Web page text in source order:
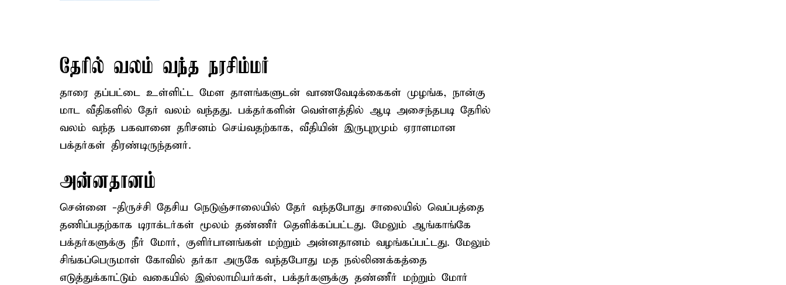
தேரில் வலம் வந்த நரசிம்மர்
தாரை தப்பட்டை உள்ளிட்ட மேள தாளங்களுடன் வாணவேடிக்கைகள் முழங்க, நான்கு
மாட வீதிகளில் தேர் வலம் வந்தது. பக்தர்களின் வெள்ளத்தில் ஆடி அசைந்தபடி தேரில்
வலம் வந்த பகவானை தரிசனம் செய்வதற்காக, வீதியின் இருபுறமும் ஏராளமான
பக்தர்கள் திரண்டிருந்தனர்.
அன்னதானம்
சென்னை -திருச்சி தேசிய நெடுஞ்சாலையில் தேர் வந்தபோது சாலையில் வெப்பத்தை
தணிப்பதற்காக டிராக்டர்கள் மூலம் தண்ணீர் தெளிக்கப்பட்டது. மேலும் ஆங்காங்கே
பக்தர்களுக்கு நீர் மோர், குளிர்பானங்கள் மற்றும் அன்னதானம் வழங்கப்பட்டது. மேலும்
சிங்கப்பெருமாள் கோவில் தர்கா அருகே வந்தபோது மத நல்லிணக்கத்தை
எடுத்துக்காட்டும் வகையில் இஸ்லாமியர்கள், பக்தர்களுக்கு தண்ணீர் மற்றும் மோர்